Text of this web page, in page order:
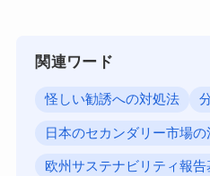
関連ワード
怪しい勧誘への対処法
日本のセカンダリー市場の
欧州サステナビリティ報告